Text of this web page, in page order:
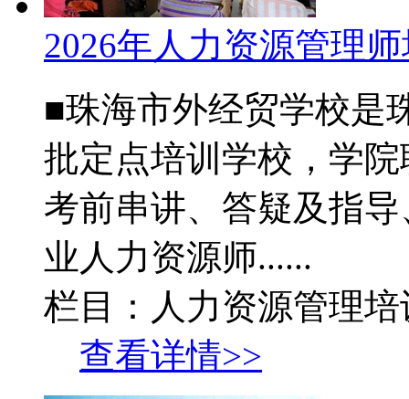
2026年人力资源管理
■珠海市外经贸学校是
批定点培训学校，学
考前串讲、答疑及指
业人力资源师......
栏目：人力资源管理
查看详情>>